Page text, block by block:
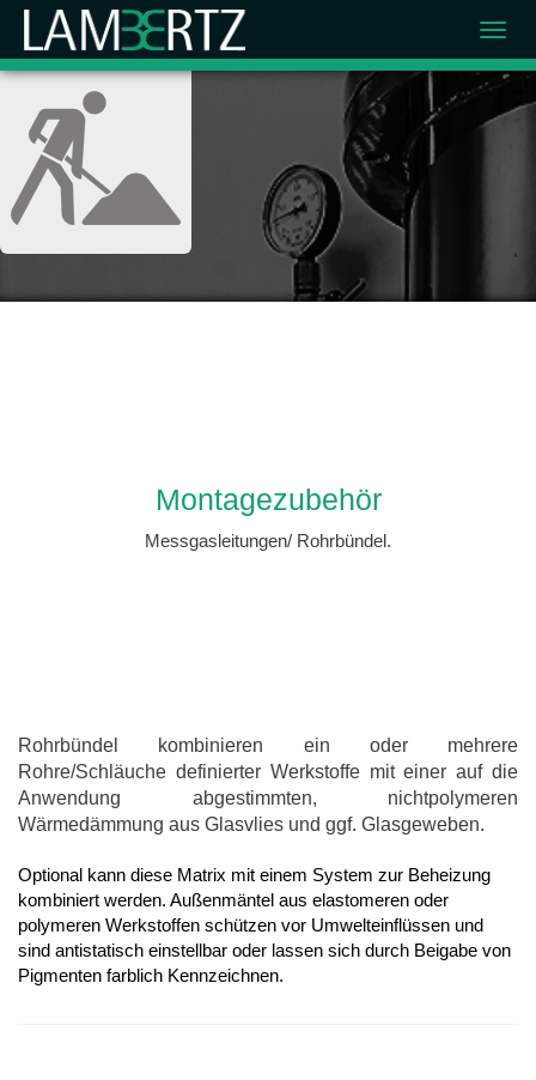
kontaktieren Sie die Lambertz-Solutions GmbH für weitere
Informationen.
Montagezubehör
Messgasleitungen/ Rohrbündel.
Rohrbündel kombinieren ein oder mehrere
Rohre/Schläuche definierter Werkstoffe mit einer auf die
Anwendung abgestimmten, nichtpolymeren
Wärmedämmung aus Glasvlies und ggf. Glasgeweben.
Optional kann diese Matrix mit einem System zur Beheizung
kombiniert werden. Außenmäntel aus elastomeren oder
polymeren Werkstoffen schützen vor Umwelteinflüssen und
sind antistatisch einstellbar oder lassen sich durch Beigabe von
Pigmenten farblich Kennzeichnen.